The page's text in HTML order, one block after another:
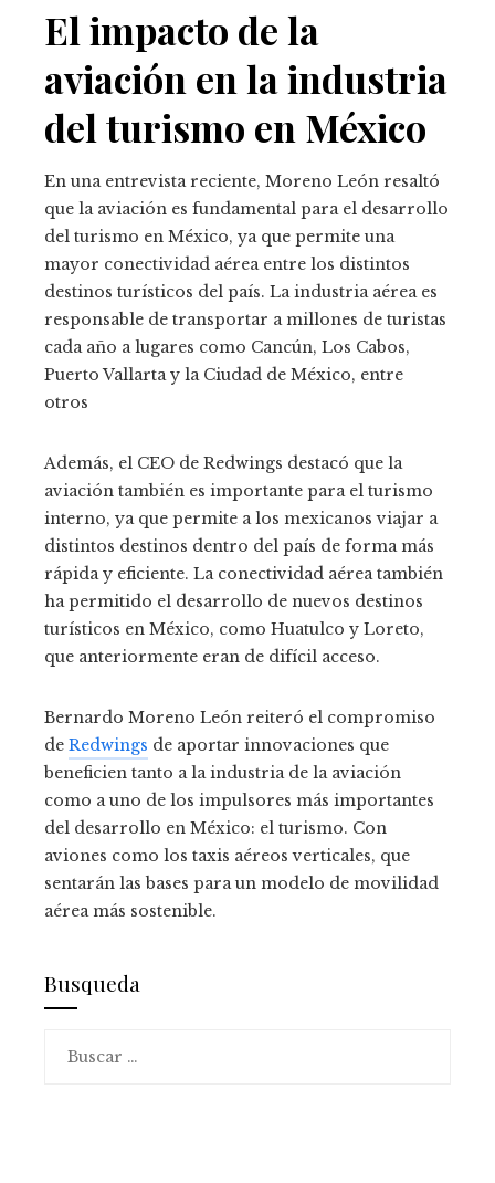
El impacto de la
aviación en la industria
del turismo en México
En una entrevista reciente, Moreno León resaltó
que la aviación es fundamental para el desarrollo
del turismo en México, ya que permite una
mayor conectividad aérea entre los distintos
destinos turísticos del país. La industria aérea es
responsable de transportar a millones de turistas
cada año a lugares como Cancún, Los Cabos,
Puerto Vallarta y la Ciudad de México, entre
otros
Además, el CEO de Redwings destacó que la
aviación también es importante para el turismo
interno, ya que permite a los mexicanos viajar a
distintos destinos dentro del país de forma más
rápida y eficiente. La conectividad aérea también
ha permitido el desarrollo de nuevos destinos
turísticos en México, como Huatulco y Loreto,
que anteriormente eran de difícil acceso.
Bernardo Moreno León reiteró el compromiso
de Redwings de aportar innovaciones que
beneficien tanto a la industria de la aviación
como a uno de los impulsores más importantes
del desarrollo en México: el turismo. Con
aviones como los taxis aéreos verticales, que
sentarán las bases para un modelo de movilidad
aérea más sostenible.
Busqueda